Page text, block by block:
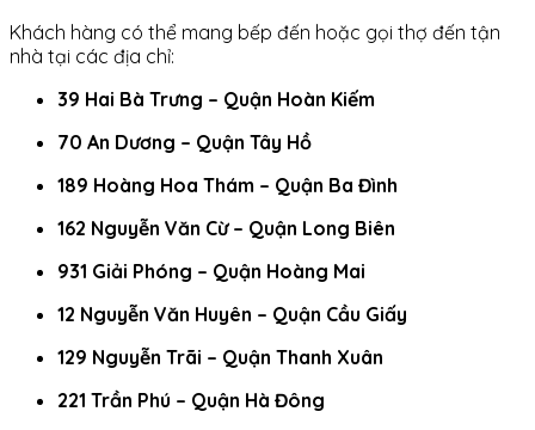
Khách hàng có thể mang bếp đến hoặc gọi thợ đến tận
nhà tại các địa chỉ:
39 Hai Bà Trưng – Quận Hoàn Kiếm
70 An Dương – Quận Tây Hồ
189 Hoàng Hoa Thám – Quận Ba Đình
162 Nguyễn Văn Cừ – Quận Long Biên
931 Giải Phóng – Quận Hoàng Mai
12 Nguyễn Văn Huyên – Quận Cầu Giấy
129 Nguyễn Trãi – Quận Thanh Xuân
221 Trần Phú – Quận Hà Đông